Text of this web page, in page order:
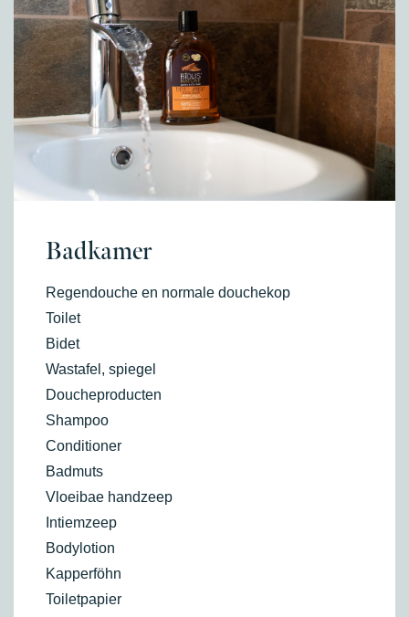
Badkamer
Regendouche en normale douchekop
Toilet
Bidet
Wastafel, spiegel
Doucheproducten
Shampoo
Conditioner
Badmuts
Vloeibae handzeep
Intiemzeep
Bodylotion
Kapperföhn
Toiletpapier